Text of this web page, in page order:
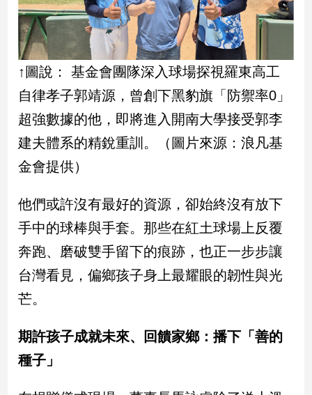
消
費
健
康/
親
子/
感
情
藝
術
／
創
／
電
影
薦
科
遊
戲
運
↑圖說： 基金會團隊深入球場探視羅東高工
自律孝子郭靖源，曾創下黑豹旗「防禦率0」
超強數據的他，即將進入開南大學接受郭李
建夫體系的精銳重訓。（圖片來源：浪凡基
金會提供）
他們或許沒有最好的資源，卻始終沒有放下
手中的球棒與手套。那些在紅土球場上反覆
奔跑、磨破雙手留下的痕跡，也正一步步讓
台灣看見，偏鄉孩子身上最耀眼的韌性與光
芒。
期許孩子成就未來、回饋家鄉：播下「善的
種子」